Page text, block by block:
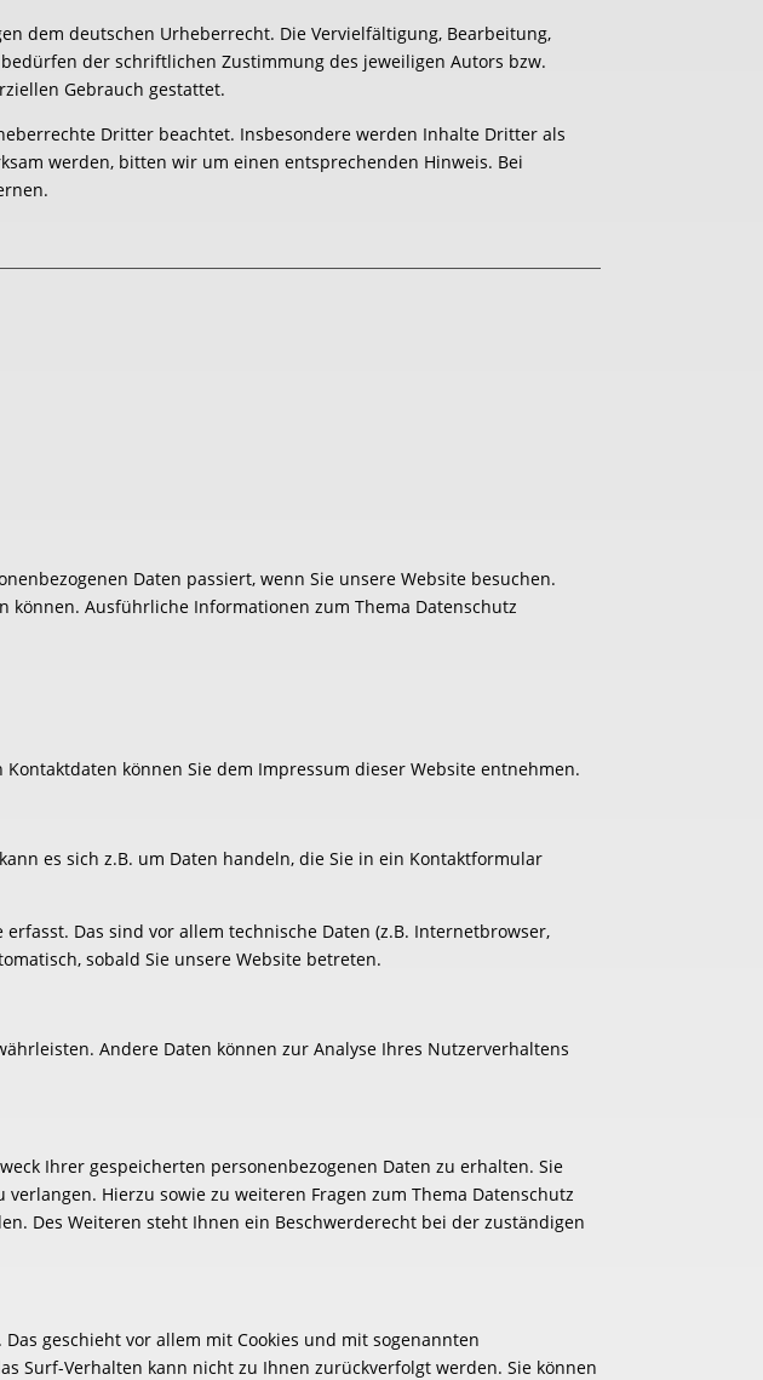
dem deutschen Urheberrecht. Die Vervielfältigung, Bearbeitung,
der schriftlichen Zustimmung des jeweiligen Autors bzw.
Gebrauch gestattet.
Dritter beachtet. Insbesondere werden Inhalte Dritter als
werden, bitten wir um einen entsprechenden Hinweis. Bei
Daten passiert, wenn Sie unsere Website besuchen.
können. Ausführliche Informationen zum Thema Datenschutz
können Sie dem Impressum dieser Website entnehmen.
es sich z.B. um Daten handeln, die Sie in ein Kontaktformular
Das sind vor allem technische Daten (z.B. Internetbrowser,
sobald Sie unsere Website betreten.
Andere Daten können zur Analyse Ihres Nutzerverhaltens
Ihrer gespeicherten personenbezogenen Daten zu erhalten. Sie
Hierzu sowie zu weiteren Fragen zum Thema Datenschutz
Des Weiteren steht Ihnen ein Beschwerderecht bei der zuständigen
geschieht vor allem mit Cookies und mit sogenannten
Surf-Verhalten kann nicht zu Ihnen zurückverfolgt werden. Sie können